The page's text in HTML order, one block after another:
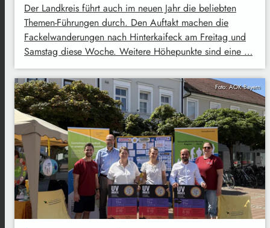
Der Landkreis führt auch im neuen Jahr die beliebten
Themen-Führungen durch. Den Auftakt machen die
Fackelwanderungen nach Hinterkaifeck am Freitag und
Samstag diese Woche. Weitere Höhepunkte sind eine …
Foto: AOK Bayern